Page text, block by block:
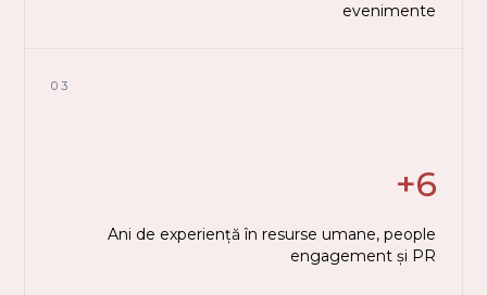
evenimente
03
+6
Ani de experiență în resurse umane, people
engagement și PR